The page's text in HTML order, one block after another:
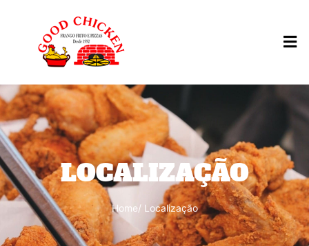
LOCALIZAÇÃO
Home/ Localização